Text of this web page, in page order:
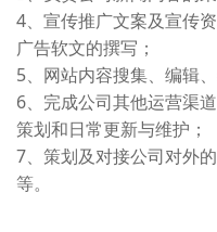
4、宣传推广文案及宣传
广告软文的撰写；
5、网站内容搜集、编辑、
6、完成公司其他运营渠
策划和日常更新与维护；
7、策划及对接公司对外
等。